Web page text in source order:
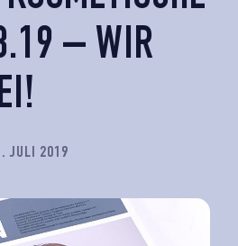
– WIR
JULI 2019